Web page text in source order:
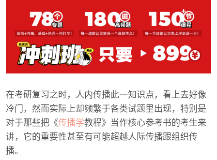
在考研复习之时，人内传播此一知识点，看上去好像
冷门，然而实际上却频繁于各类试题里出现，特别是
对于那些把《传播学教程》当作核心参考书的考生来
讲，它的重要性甚至有可能超越人际传播跟组织传
播。